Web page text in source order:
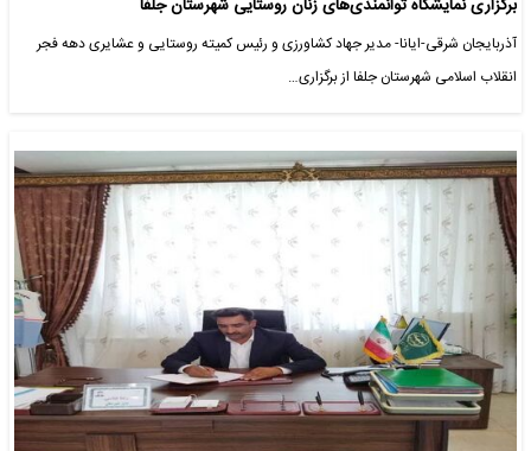
برگزاری نمایشگاه توانمندی‌های زنان روستایی شهرستان جلفا
آذربایجان شرقی-ایانا- مدیر جهاد کشاورزی و رئیس کمیته روستایی و عشایری دهه فجر
انقلاب اسلامی شهرستان جلفا از برگزاری…